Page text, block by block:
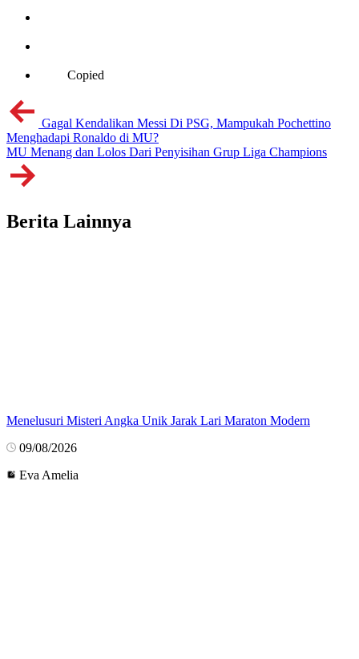
Copied
Gagal Kendalikan Messi Di PSG, Mampukah Pochettino
Menghadapi Ronaldo di MU?
MU Menang dan Lolos Dari Penyisihan Grup Liga Champions
Berita Lainnya
Menelusuri Misteri Angka Unik Jarak Lari Maraton Modern
09/08/2026
Eva Amelia